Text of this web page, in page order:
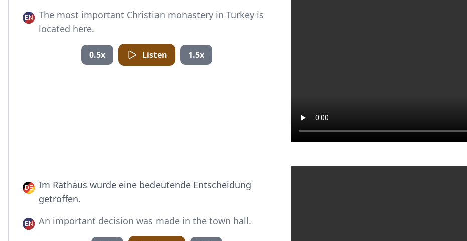
The most important Christian monastery in Turkey is
located here.
0.5x Listen 1.5x
Im Rathaus wurde eine bedeutende Entscheidung
getroffen.
An important decision was made in the town hall.